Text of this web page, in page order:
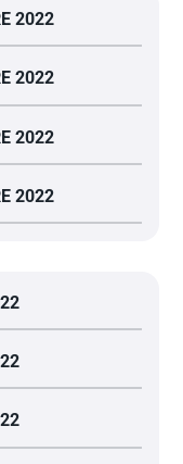
2022
2022
2022
2022